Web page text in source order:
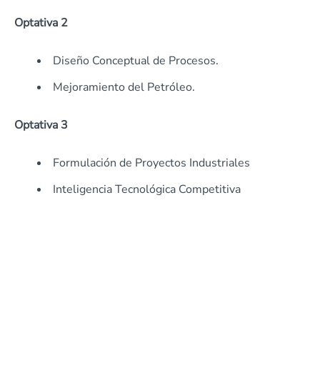
Optativa 2
Diseño Conceptual de Procesos.
Mejoramiento del Petróleo.
Optativa 3
Formulación de Proyectos Industriales
Inteligencia Tecnológica Competitiva